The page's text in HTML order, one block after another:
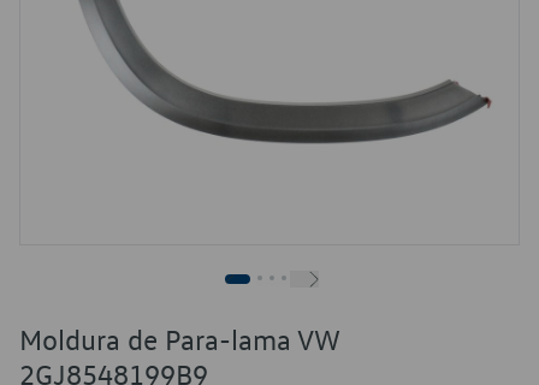
Moldura de Para-lama VW
2GJ8548199B9